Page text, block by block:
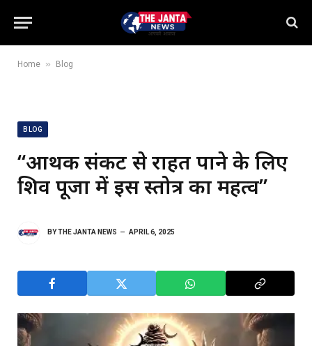
Home » Blog
BLOG
“आर्थिक संकट से राहत पाने के लिए
शिव पूजा में इस स्तोत्र का महत्व”
BYTHE JANTA NEWS APRIL 6, 2025